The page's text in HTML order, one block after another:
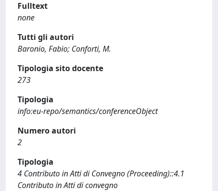
Fulltext
none
Tutti gli autori
Baronio, Fabio; Conforti, M.
Tipologia sito docente
273
Tipologia
info:eu-repo/semantics/conferenceObject
Numero autori
2
Tipologia
4 Contributo in Atti di Convegno (Proceeding)::4.1
Contributo in Atti di convegno